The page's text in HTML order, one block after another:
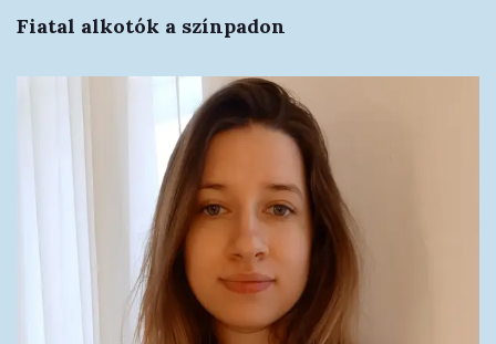
Fiatal alkotók a színpadon